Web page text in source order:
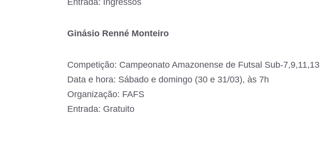
Entrada: Ingressos
Ginásio Renné Monteiro
Competição: Campeonato Amazonense de Futsal Sub-7,9,11,13
Data e hora: Sábado e domingo (30 e 31/03), às 7h
Organização: FAFS
Entrada: Gratuito